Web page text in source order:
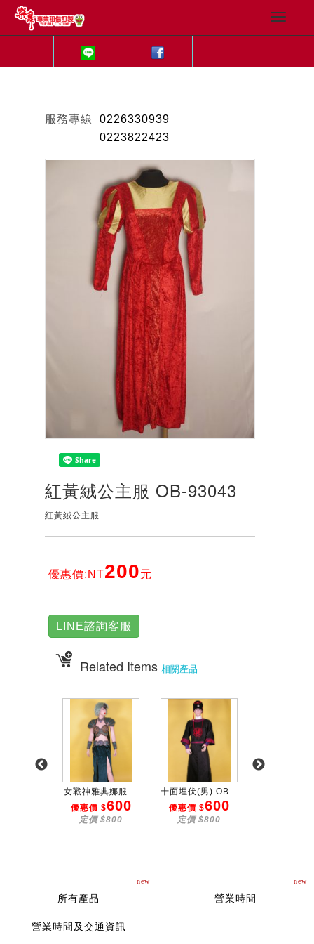
服務專線
0226330939
0223822423
紅黃絨公主服 OB-93043
紅黃絨公主服
優惠價:NT200元
LINE諮詢客服
Related Items 相關產品
女戰神雅典娜服 ...
優惠價 $600
定價 $800
十面埋伏(男) OB...
優惠價 $600
定價 $800
new
所有產品
new
營業時間
營業時間及交通資訊